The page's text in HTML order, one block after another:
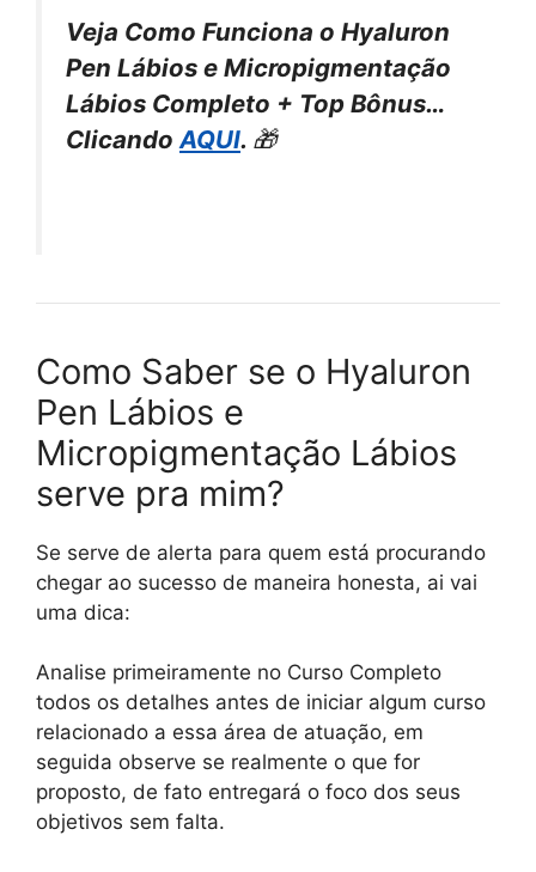
Veja Como Funciona o Hyaluron
Pen Lábios e Micropigmentação
Lábios Completo + Top Bônus…
Clicando AQUI. 🎁
Como Saber se o Hyaluron
Pen Lábios e
Micropigmentação Lábios
serve pra mim?
Se serve de alerta para quem está procurando
chegar ao sucesso de maneira honesta, ai vai
uma dica:
Analise primeiramente no Curso Completo
todos os detalhes antes de iniciar algum curso
relacionado a essa área de atuação, em
seguida observe se realmente o que for
proposto, de fato entregará o foco dos seus
objetivos sem falta.